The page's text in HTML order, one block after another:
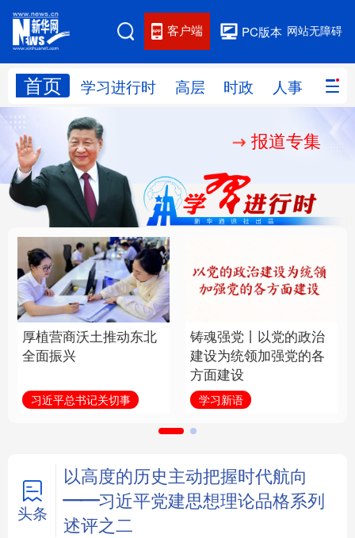
网站无障碍
PC版本
客户端
首页 学习进行时 高层 时政 人事 国际
网站地图
学习进行时 人事
国际 财经 网评
思客智库 全球连线 教育
科技 科创 量子 体育
文化 书画
访谈 视频 图片 政务
学术中国 乡村振兴 银龄 溯源中国
城市 旅游 能源 会展
报道专集
厚植营商沃土推动东北
全面振兴
习近平总书记关切事
铸魂强党丨以党的政治
建设为统领加强党的各
方面建设
学习新语
头条
以高度的历史主动把握时代航向
——习近平党建思想理论品格系列
述评之二